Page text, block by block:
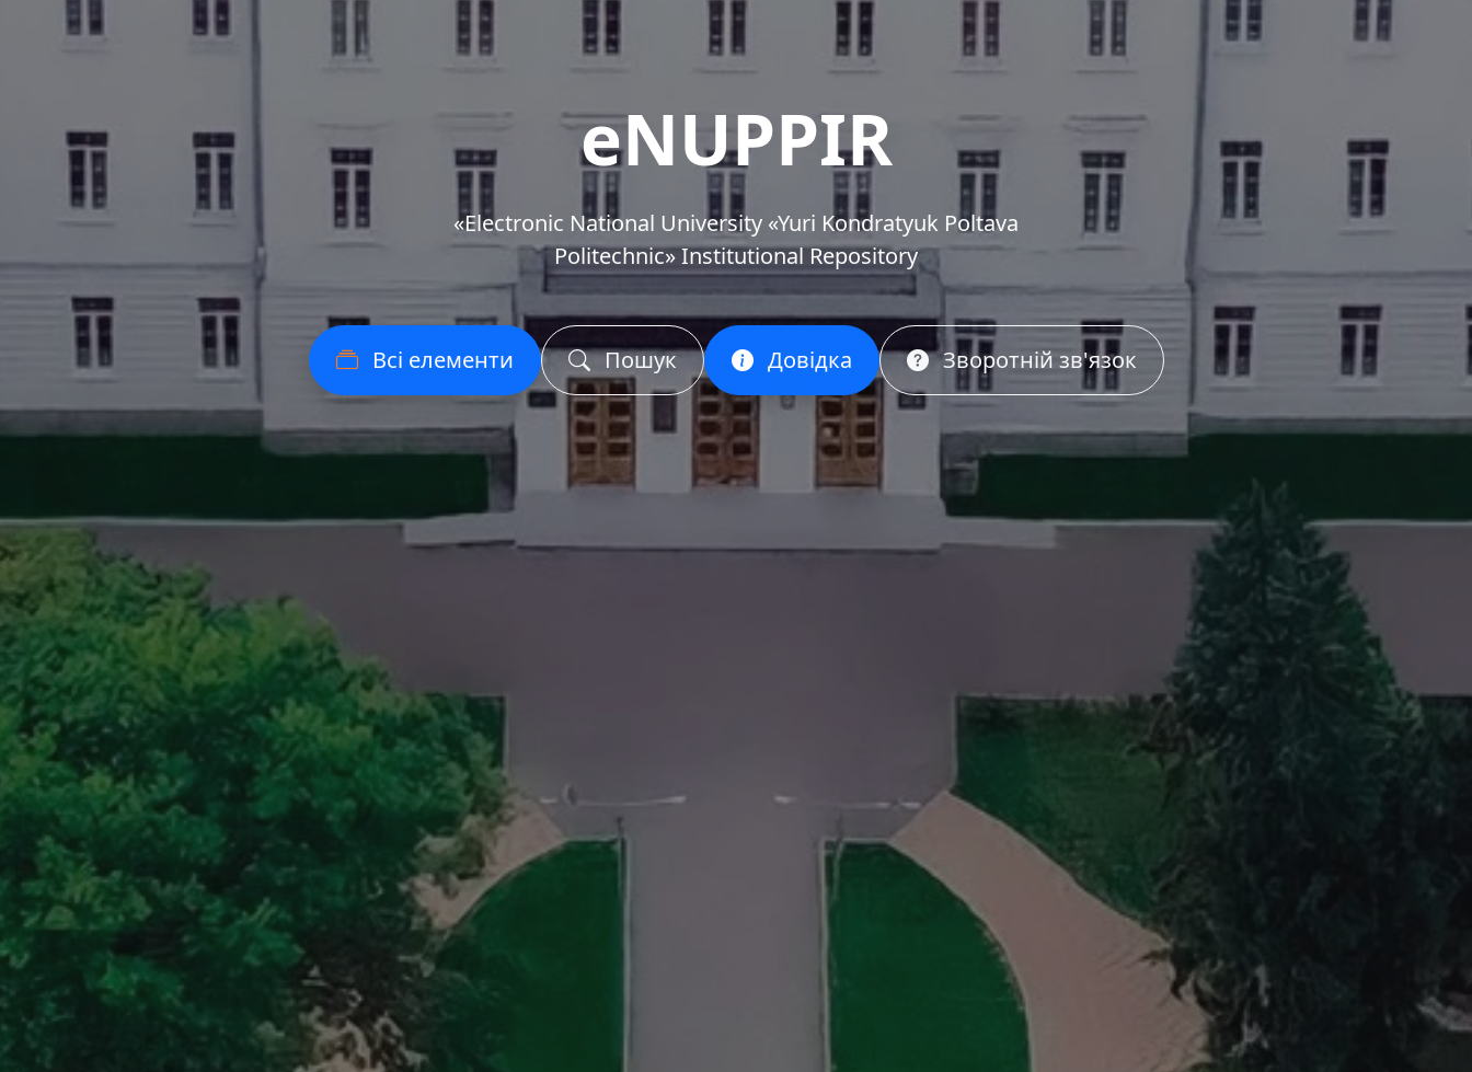
eNUPPIR
«Еlectronic National University «Yuri Kondratyuk Poltava
Politechnic» Institutional Repository
Всі елементи Пошук Довідка Зворотній зв'язок